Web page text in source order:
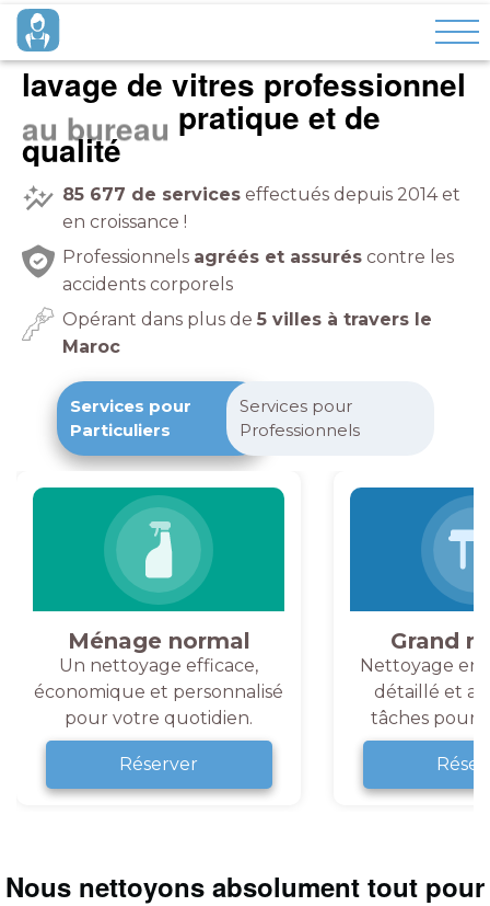
lavage de vitres professionnel
à domicile pratique et de
qualité
85 677 de services effectués depuis 2014 et
en croissance !
Professionnels agréés et assurés contre les
accidents corporels
Opérant dans plus de 5 villes à travers le
Maroc
Services pour
Particuliers
Services pour
Professionnels
Ménage normal
Un nettoyage efficace,
économique et personnalisé
pour votre quotidien.
Réserver
Grand
Nettoyage en
détaillé et
tâches pour
Nous nettoyons absolument tout pour